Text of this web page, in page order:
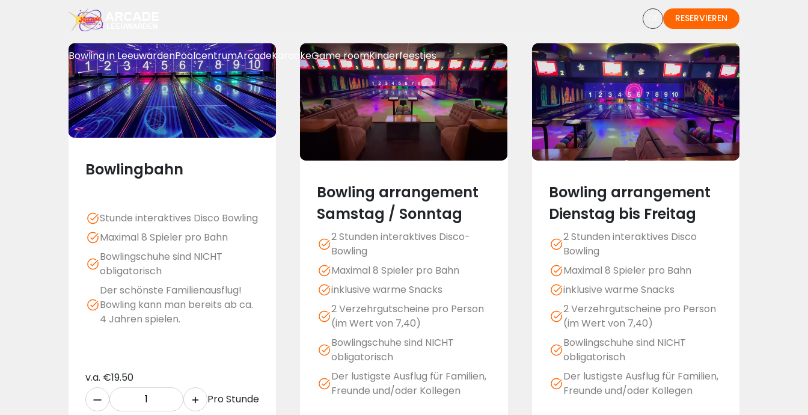
RESERVIEREN
Bowling in LeeuwardenPoolcentrumArcadeKaraokeGame roomKinderfeestjes
Bowlingbahn
Stunde interaktives Disco Bowling
Maximal 8 Spieler pro Bahn
Bowlingschuhe sind NICHT
obligatorisch
Der schönste Familienausflug!
Bowling kann man bereits ab ca.
4 Jahren spielen.
v.a. €19.50
Pro Stunde
Bowling arrangement
Samstag / Sonntag
2 Stunden interaktives Disco-
Bowling
Maximal 8 Spieler pro Bahn
inklusive warme Snacks
2 Verzehrgutscheine pro Person
(im Wert von 7,40)
Bowlingschuhe sind NICHT
obligatorisch
Der lustigste Ausflug für Familien,
Freunde und/oder Kollegen
Bowling arrangement
Dienstag bis Freitag
2 Stunden interaktives Disco
Bowling
Maximal 8 Spieler pro Bahn
inklusive warme Snacks
2 Verzehrgutscheine pro Person
(im Wert von 7,40)
Bowlingschuhe sind NICHT
obligatorisch
Der lustigste Ausflug für Familien,
Freunde und/oder Kollegen